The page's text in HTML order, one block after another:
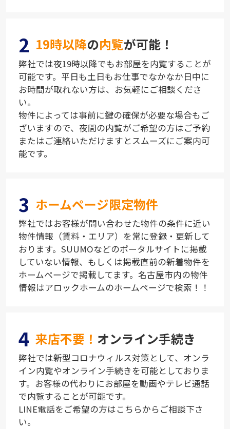
2 19時以降の内覧が可能！
弊社では夜19時以降でもお部屋を内覧することが
可能です。平日も土日もお仕事でなかなか日中に
お時間が取れない方は、お気軽にご相談くださ
い。
物件によっては事前に鍵の確保が必要な場合もご
ざいますので、夜間の内覧がご希望の方はご予約
またはご連絡いただけますとスムーズにご案内可
能です。
3 ホームページ限定物件
弊社ではお客様が問い合わせた物件の条件に近い
物件情報（賃料・エリア）を常に登録・更新して
おります。SUUMOなどのポータルサイトに掲載
していない情報、もしくは掲載直前の新着物件を
ホームページで掲載してます。名古屋市内の物件
情報はアロックホームのホームページで検索！！
4 来店不要！ オンライン手続き
弊社では新型コロナウィルス対策として、オンラ
イン内覧やオンライン手続きを可能としておりま
す。お客様の代わりにお部屋を動画やテレビ通話
で内覧することが可能です。
LINE電話をご希望の方はこちらからご相談下さ
い。